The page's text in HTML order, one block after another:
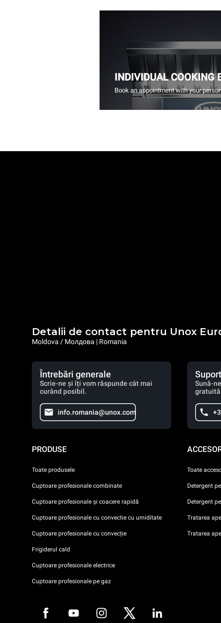
INDIVIDUAL COOKING
Book an appointment with your
Detalii de contact pentru Unox
Moldova / Молдова | Romania
Întrebări generale
Scrie-ne și îți vom răspunde cât mai
curând posibil.
info.romania@unox.com
Sună-
PRODUSE
Toate produsele
Cuptoare profesionale combinate
Cuptoare profesionale și coacere rapidă
Cuptoare profesionale cu convectie cu umiditate
Cuptoare profesionale cu convecție
Frigiderul cald
Cuptoare profesionale electrice
Cuptoare profesionale pe gaz
Toate
Detergent
Detergent
Tratarea
Tratarea